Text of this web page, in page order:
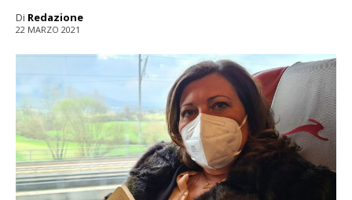
Di Redazione
22 MARZO 2021